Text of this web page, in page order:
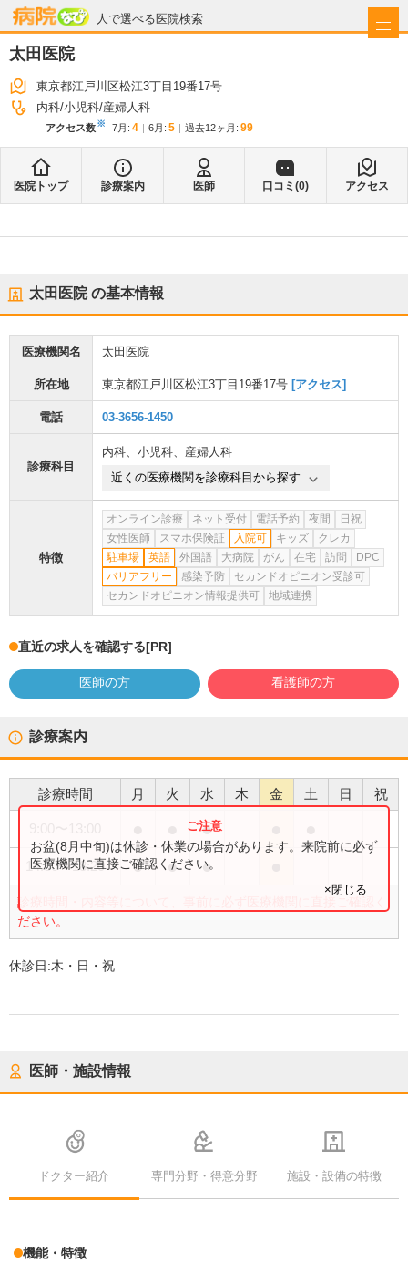
人で選べる医院検索
病院なび
太田医院
東京都江戸川区松江3丁目19番17号
内科 小児科 産婦人科
アクセス数※ 7月 : 4 6月 : 5 過去12ヶ月: 99
医院トップ 診療案内 医師 口コミ(0) アクセス
太田医院の基本情報
医療機関名 太田医院
所在地 東京都江戸川区松江3丁目19番17号 [アクセス]
電話 03-3656-1450
診療科目
内科、 小児科、 産婦人科
近くの医療機関を診療科目から探す
特徴
オンライン診療 ネット受付 電話予約 夜間
日祝
女性医師
スマホ保険証 入院可 キッズ
クレカ
駐車場
英語 外国語 大病院 がん 在宅 訪問
DPC
バリアフリー
感染予防
セカンドオピニオン受診可
セカンドオピニオン情報提供可
地域連携
直近の求人を確認する[PR]
医師の方 看護師の方
診療案内
診療時間 月 火 水 木 金 土 日 祝
●
14:30〜18:20 ● ● ●
診療時間・内容等について、事前に必ず医療機関に直接ご確認く
ださい。
お盆(8月中旬)は休診・休業の場合があります。来院前に必ず
医療機関に直接ご確認ください。
×閉じる
休診日:木・日・祝
医師・施設情報
ドクター紹介 専門分野・得意分野 施設・設備の特徴
機能・特徴